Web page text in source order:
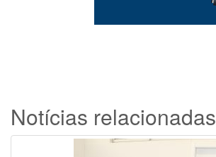
Notícias relacionadas